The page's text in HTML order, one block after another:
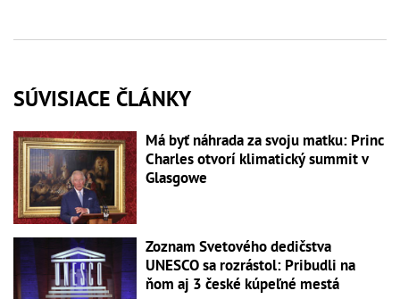
SÚVISIACE ČLÁNKY
Má byť náhrada za svoju matku: Princ
Charles otvorí klimatický summit v
Glasgowe
Zoznam Svetového dedičstva
UNESCO sa rozrástol: Pribudli na
ňom aj 3 české kúpeľné mestá